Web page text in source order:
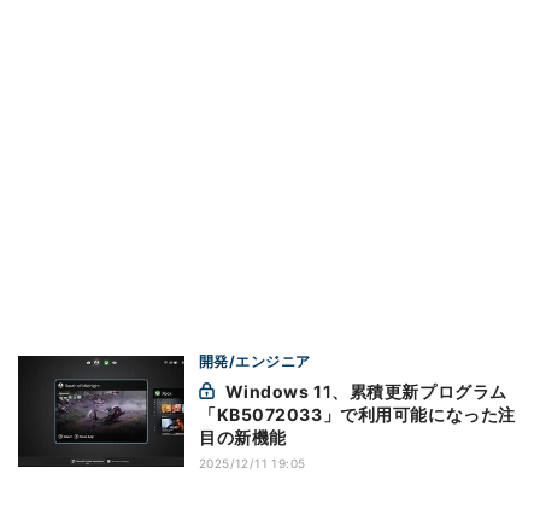
開発/エンジニア
「KB5072033」で利用可能になった注
目の新機能
2025/12/11 19:05